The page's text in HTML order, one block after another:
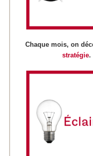
Chaque mois, on
stratégie.